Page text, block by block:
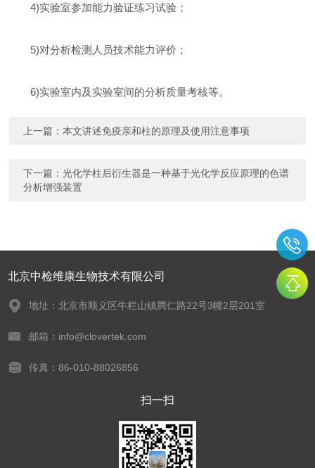
4)实验室参加能力验证练习试验；
5)对分析检测人员技术能力评价；
6)实验室内及实验室间的分析质量考核等。
上一篇：本文讲述免疫亲和柱的原理及使用注意事项
下一篇：光化学柱后衍生器是一种基于光化学反应原理的色谱
分析增强装置
北京中检维康生物技术有限公司
地址：北京市顺义区牛栏山镇腾仁路22号3幢2层201室
邮箱：info@clovertek.com
传真：86-010-88026856
扫一扫